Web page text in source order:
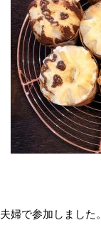
夫婦で参加しました。